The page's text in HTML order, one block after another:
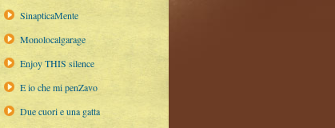
SinapticaMente
Monolocalgarage
Enjoy THIS silence
E io che mi penZavo
Due cuori e una gatta